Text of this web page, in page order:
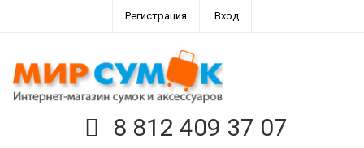
Регистрация Вход
8 812 409 37 07